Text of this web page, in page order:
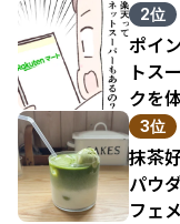
2位
ポイ
トス
クを
3位
抹茶
パウ
フェ